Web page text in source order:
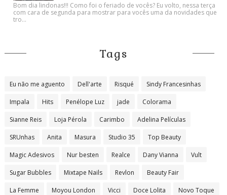
Bom dia lindonas!!! Como foi o feriado de vocês? Eu volto, nessa terça
com cara de segunda para mostrar para vocês uma da novidades que
tro...
Tags
Eu não me aguento Dell'arte Risqué Sindy Francesinhas
Impala Hits Penélope Luz jade Colorama
Sianne Reis Loja Pérola Carimbo Adelina Películas
SRUnhas Anita Masura Studio 35 Top Beauty
Magic Adesivos Nur besten Realce Dany Vianna Vult
Sugar Bubbles Mixtape Nails Revlon Beauty Fair
La Femme Moyou London Vicci Doce Lolita Novo Toque